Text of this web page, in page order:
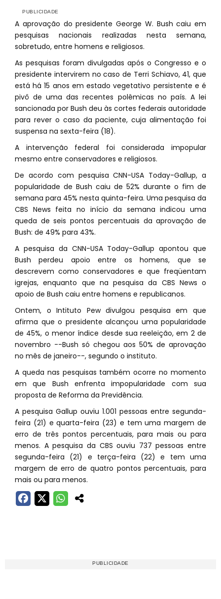
A aprovação do presidente George W. Bush caiu em
pesquisas nacionais realizadas nesta semana,
sobretudo, entre homens e religiosos.
As pesquisas foram divulgadas após o Congresso e o
presidente intervirem no caso de Terri Schiavo, 41, que
está há 15 anos em estado vegetativo persistente e é
pivô de uma das recentes polêmicas no país. A lei
sancionada por Bush deu às cortes federais autoridade
para rever o caso da paciente, cuja alimentação foi
suspensa na sexta-feira (18).
A intervenção federal foi considerada impopular
mesmo entre conservadores e religiosos.
De acordo com pesquisa CNN-USA Today-Gallup, a
popularidade de Bush caiu de 52% durante o fim de
semana para 45% nesta quinta-feira. Uma pesquisa da
CBS News feita no início da semana indicou uma
queda de seis pontos percentuais da aprovação de
Bush: de 49% para 43%.
A pesquisa da CNN-USA Today-Gallup apontou que
Bush perdeu apoio entre os homens, que se
descrevem como conservadores e que freqüentam
igrejas, enquanto que na pesquisa da CBS News o
apoio de Bush caiu entre homens e republicanos.
Ontem, o Intituto Pew divulgou pesquisa em que
afirma que o presidente alcançou uma popularidade
de 45%, o menor índice desde sua reeleição, em 2 de
novembro --Bush só chegou aos 50% de aprovação
no mês de janeiro--, segundo o instituto.
A queda nas pesquisas também ocorre no momento
em que Bush enfrenta impopularidade com sua
proposta de Reforma da Previdência.
A pesquisa Gallup ouviu 1.001 pessoas entre segunda-
feira (21) e quarta-feira (23) e tem uma margem de
erro de três pontos percentuais, para mais ou para
menos. A pesquisa da CBS ouviu 737 pessoas entre
segunda-feira (21) e terça-feira (22) e tem uma
margem de erro de quatro pontos percentuais, para
mais ou para menos.